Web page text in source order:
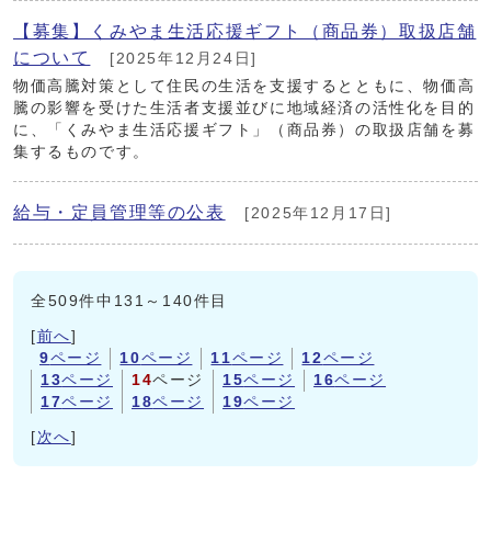
【募集】くみやま生活応援ギフト（商品券）取扱店舗
について
[2025年12月24日]
物価高騰対策として住民の生活を支援するとともに、物価高
騰の影響を受けた生活者支援並びに地域経済の活性化を目的
に、「くみやま生活応援ギフト」（商品券）の取扱店舗を募
集するものです。
給与・定員管理等の公表 [2025年12月17日]
全509件中131～140件目
[前へ]
9ページ 10ページ 11ページ 12ページ
13ページ 14ページ 15ページ 16ページ
17ページ 18ページ 19ページ
[ 次へ]